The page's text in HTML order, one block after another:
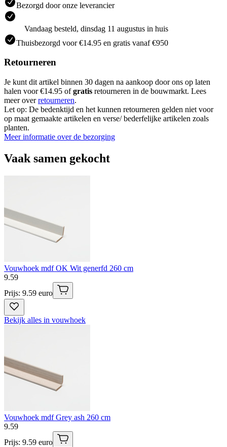
Bezorgd door onze leverancier
Vandaag besteld, dinsdag 11 augustus in huis
Thuisbezorgd voor €14.95 en gratis vanaf €950
Retourneren
Je kunt dit artikel binnen 30 dagen na aankoop door ons op laten
halen voor €14.95 ofgratis retourneren in de bouwmarkt. Lees
meer overretourneren.
Let op: De bedenktijd en het kunnen retourneren gelden niet voor
op maat gemaakte artikelen en verse/ bederfelijke artikelen zoals
planten.
Meer informatie over de bezorging
Vaak samen gekocht
Vouwhoek mdf OK Wit generfd 260 cm
9.59
Prijs: 9.59 euro
Bekijk alles in vouwhoek
Vouwhoek mdf Grey ash 260 cm
9.59
Prijs: 9.59 euro